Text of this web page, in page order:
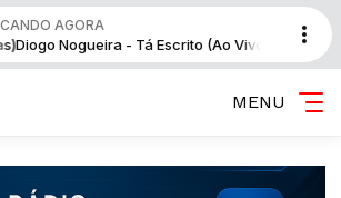
AGORA
Nogueira - Tá Escrito (Ao Vivo no Noites
MENU